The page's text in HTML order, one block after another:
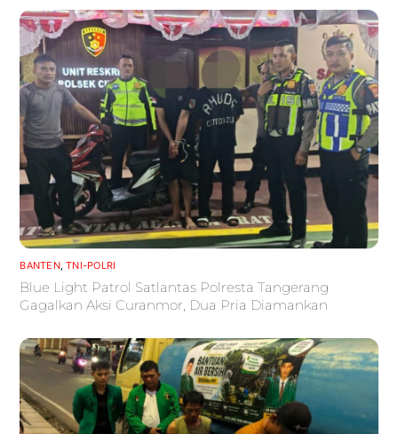
BANTEN,TNI-POLRI
Blue Light Patrol Satlantas Polresta Tangerang
Gagalkan Aksi Curanmor, Dua Pria Diamankan